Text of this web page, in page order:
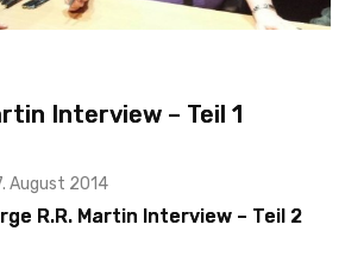
Interview – Teil 1
August 2014
R.R. Martin Interview – Teil 2